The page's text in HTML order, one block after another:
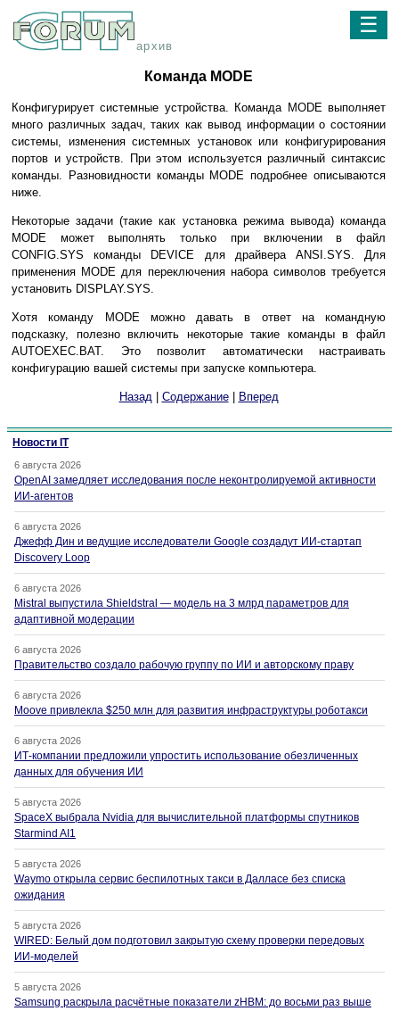
архив
☰
Команда MODE
Конфигурирует системные устройства. Команда MODE выполняет
много различных задач, таких как вывод информации о состоянии
системы, изменения системных установок или конфигурирования
портов и устройств. При этом используется различный синтаксис
команды. Разновидности команды MODE подробнее описываются
ниже.
Некоторые задачи (такие как установка режима вывода) команда
MODE может выполнять только при включении в файл
CONFIG.SYS команды DEVICE для драйвера ANSI.SYS. Для
применения MODE для переключения набора символов требуется
установить DISPLAY.SYS.
Хотя команду MODE можно давать в ответ на командную
подсказку, полезно включить некоторые такие команды в файл
AUTOEXEC.BAT. Это позволит автоматически настраивать
конфигурацию вашей системы при запуске компьютера.
Назад| Содержание| Вперед
Новости IT
6 августа 2026
OpenAI замедляет исследования после неконтролируемой активности
ИИ-агентов
6 августа 2026
Джефф Дин и ведущие исследователи Google создадут ИИ-стартап
Discovery Loop
6 августа 2026
Mistral выпустила Shieldstral — модель на 3 млрд параметров для
адаптивной модерации
6 августа 2026
Правительство создало рабочую группу по ИИ и авторскому праву
6 августа 2026
Moove привлекла $250 млн для развития инфраструктуры роботакси
6 августа 2026
ИТ-компании предложили упростить использование обезличенных
данных для обучения ИИ
5 августа 2026
SpaceX выбрала Nvidia для вычислительной платформы спутников
Starmind AI1
5 августа 2026
Waymo открыла сервис беспилотных такси в Далласе без списка
ожидания
5 августа 2026
WIRED: Белый дом подготовил закрытую схему проверки передовых
ИИ-моделей
5 августа 2026
Samsung раскрыла расчётные показатели zHBM: до восьми раз выше